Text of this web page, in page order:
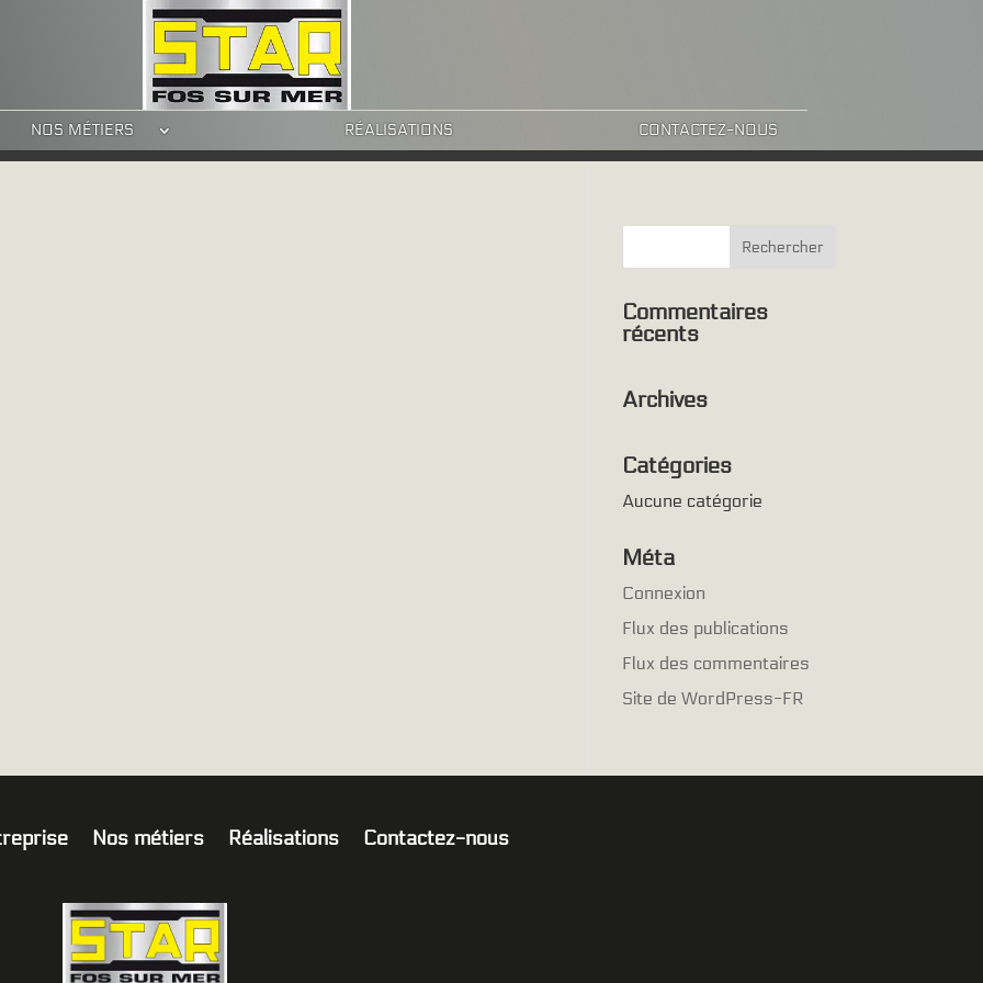
NOS MÉTIERS RÉALISATIONS CONTACTEZ-NOUS
Commentaires
récents
Archives
Catégories
Aucune catégorie
Méta
Connexion
Flux des publications
Flux des commentaires
Site de WordPress-FR
Nos métiers Réalisations Contactez-nous